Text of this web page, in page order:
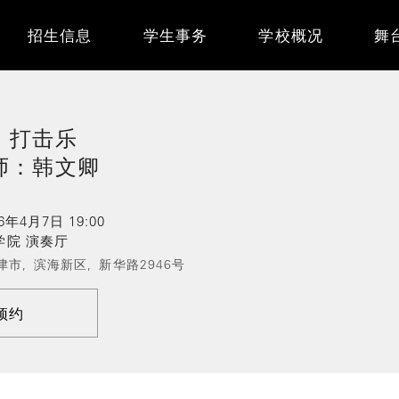
navigation
招生信息 学生事务 学校概况 舞
打击乐
：韩文卿
4月7日 19:00
院 演奏厅
市, 滨海新区, 新华路2946号
约